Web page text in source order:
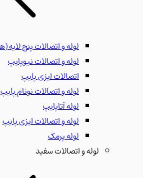
لوله و اتصالات پنج لایه(همه)
لوله و اتصالات نیوپایپ
اتصالات ایزی پایپ
لوله و اتصالات نونام پایپ
لوله آتاپایپ
لوله و اتصالات ایزی پایپ
لوله پرمک
لوله و اتصالات سفید